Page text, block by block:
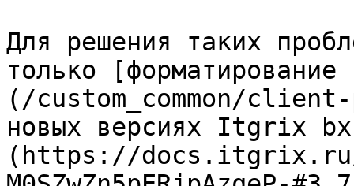
Для решения таких
только
(/custom_common/
новых версиях Itgrix
(https://docs.itgrix.ru/